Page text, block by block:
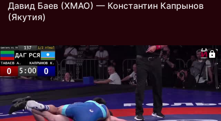
Давид Баев (ХМАО) — Константин Капрынов
(Якутия)